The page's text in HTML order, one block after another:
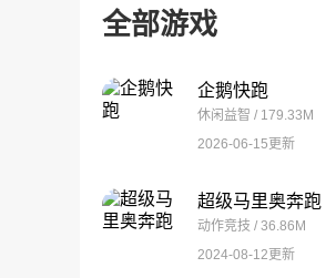
全部游戏
企鹅快跑
休闲益智 / 179.33M
2026-06-15更新
超级马里奥奔跑
动作竞技 / 36.86M
2024-08-12更新